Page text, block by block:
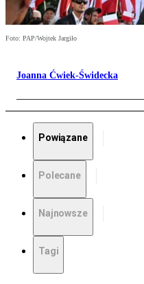
Foto: PAP/Wojtek Jargiło
Joanna Ćwiek-Świdecka
Powiązane
Polecane
Najnowsze
Tagi